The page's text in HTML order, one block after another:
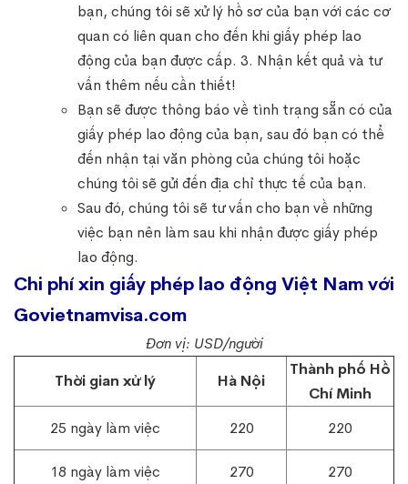
bạn, chúng tôi sẽ xử lý hồ sơ của bạn với các cơ
quan có liên quan cho đến khi giấy phép lao
động của bạn được cấp. 3. Nhận kết quả và tư
vấn thêm nếu cần thiết!
Bạn sẽ được thông báo về tình trạng sẵn có của
giấy phép lao động của bạn, sau đó bạn có thể
đến nhận tại văn phòng của chúng tôi hoặc
chúng tôi sẽ gửi đến địa chỉ thực tế của bạn.
Sau đó, chúng tôi sẽ tư vấn cho bạn về những
việc bạn nên làm sau khi nhận được giấy phép
lao động.
Chi phí xin giấy phép lao động Việt Nam với
Govietnamvisa.com
Đơn vị: USD/người
Thời gian xử lý
Hà Nội
Thành phố Hồ
Chí Minh
25 ngày làm việc
220 220
18 ngày làm việc 270 270